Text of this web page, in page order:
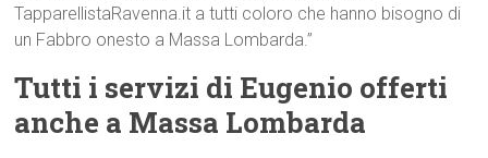
TapparellistaRavenna.it a tutti coloro che hanno bisogno di
un Fabbro onesto a Massa Lombarda.”
Tutti i servizi di Eugenio offerti
anche a Massa Lombarda